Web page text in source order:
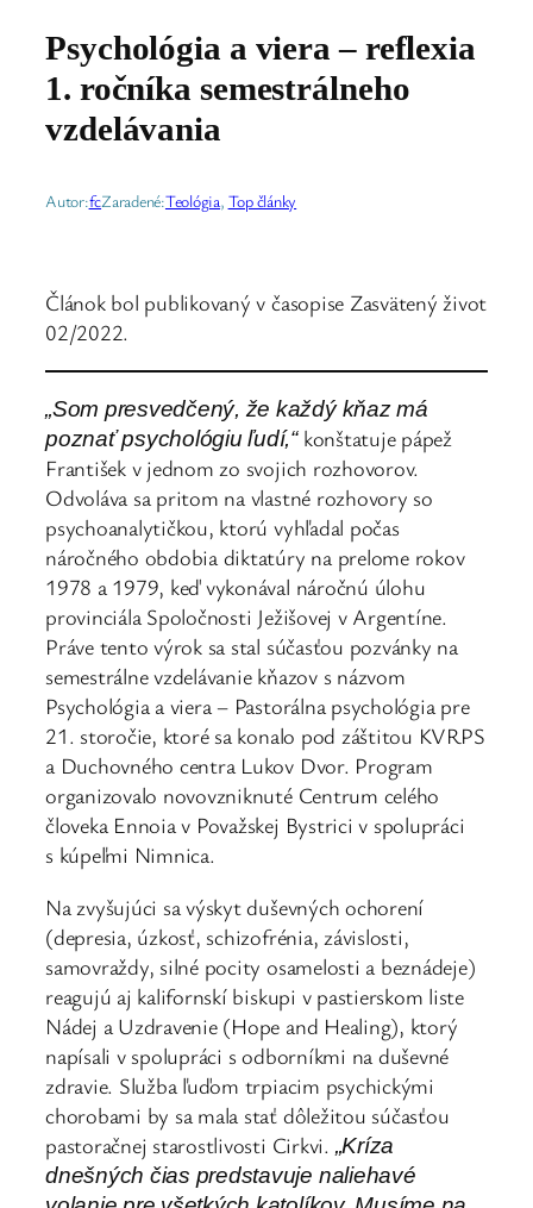
Psychológia a viera – reflexia
1. ročníka semestrálneho
vzdelávania
Autor:fcZaradené:Teológia, Top články
Článok bol publikovaný v časopise Zasvätený život
02/2022.
„Som presvedčený, že každý kňaz má
poznať psychológiu ľudí,“konštatuje pápež
František v jednom zo svojich rozhovorov.
Odvoláva sa pritom na vlastné rozhovory so
psychoanalytičkou, ktorú vyhľadal počas
náročného obdobia diktatúry na prelome rokov
1978 a 1979, keď vykonával náročnú úlohu
provinciála Spoločnosti Ježišovej v Argentíne.
Práve tento výrok sa stal súčasťou pozvánky na
semestrálne vzdelávanie kňazov s názvom
Psychológia a viera – Pastorálna psychológia pre
21. storočie, ktoré sa konalo pod záštitou KVRPS
a Duchovného centra Lukov Dvor. Program
organizovalo novovzniknuté Centrum celého
človeka Ennoia v Považskej Bystrici v spolupráci
s kúpeľmi Nimnica.
Na zvyšujúci sa výskyt duševných ochorení
(depresia, úzkosť, schizofrénia, závislosti,
samovraždy, silné pocity osamelosti a beznádeje)
reagujú aj kalifornskí biskupi v pastierskom liste
Nádej a Uzdravenie (Hope and Healing), ktorý
napísali v spolupráci s odborníkmi na duševné
zdravie. Služba ľuďom trpiacim psychickými
chorobami by sa mala stať dôležitou súčasťou
pastoračnej starostlivosti Cirkvi. „Kríza
dnešných čias predstavuje naliehavé